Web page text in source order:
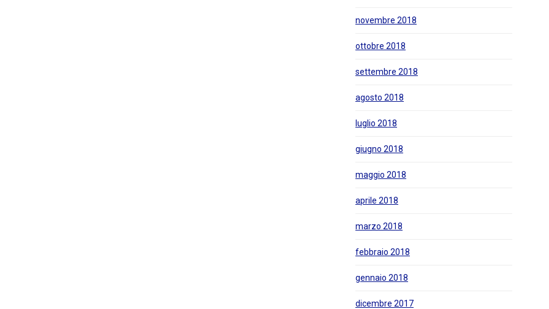
novembre 2018
ottobre 2018
settembre 2018
agosto 2018
luglio 2018
giugno 2018
maggio 2018
aprile 2018
marzo 2018
febbraio 2018
gennaio 2018
dicembre 2017